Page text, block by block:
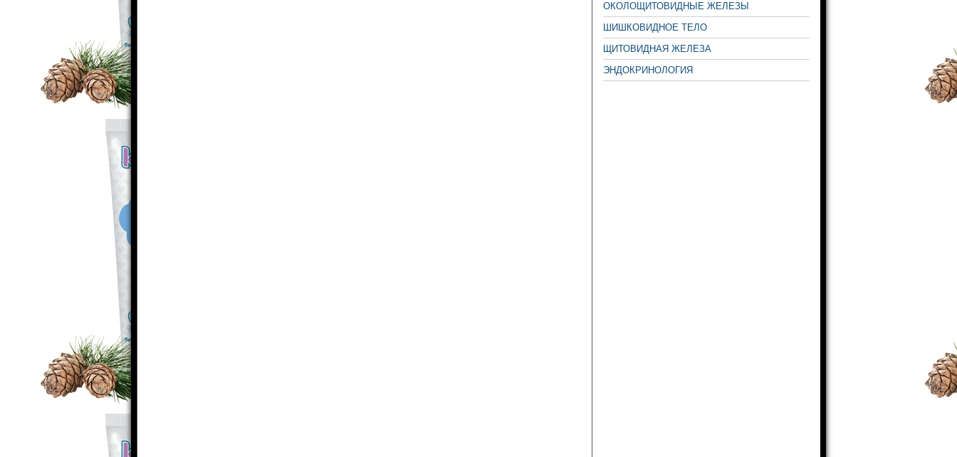
ОКОЛОЩИТОВИДНЫЕ ЖЕЛЕЗЫ
ШИШКОВИДНОЕ ТЕЛО
ЩИТОВИДНАЯ ЖЕЛЕЗА
ЭНДОКРИНОЛОГИЯ